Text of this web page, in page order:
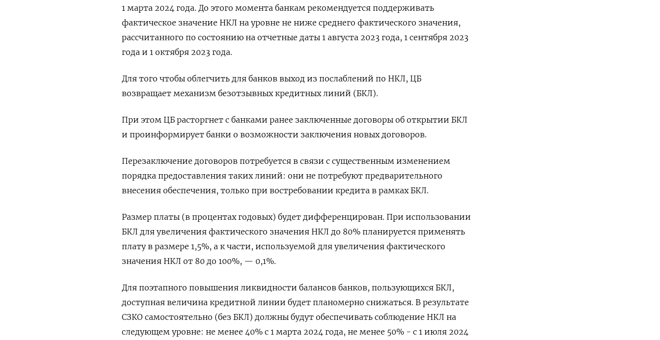
1 марта 2024 года. До этого момента банкам рекомендуется поддерживать
фактическое значение НКЛ на уровне не ниже среднего фактического значения,
рассчитанного по состоянию на отчетные даты 1 августа 2023 года, 1 сентября 2023
года и 1 октября 2023 года.
Для того чтобы облегчить для банков выход из послаблений по НКЛ, ЦБ
возвращает механизм безотзывных кредитных линий (БКЛ).
При этом ЦБ расторгнет с банками ранее заключенные договоры об открытии БКЛ
и проинформирует банки о возможности заключения новых договоров.
Перезаключение договоров потребуется в связи с существенным изменением
порядка предоставления таких линий: они не потребуют предварительного
внесения обеспечения, только при востребовании кредита в рамках БКЛ.
Размер платы (в процентах годовых) будет дифференцирован. При использовании
БКЛ для увеличения фактического значения НКЛ до 80% планируется применять
плату в размере 1,5%, а к части, используемой для увеличения фактического
значения НКЛ от 80 до 100%, — 0,1%.
Для поэтапного повышения ликвидности балансов банков, пользующихся БКЛ,
доступная величина кредитной линии будет планомерно снижаться. В результате
СЗКО самостоятельно (без БКЛ) должны будут обеспечивать соблюдение НКЛ на
следующем уровне: не менее 40% с 1 марта 2024 года, не менее 50% - с 1 июля 2024